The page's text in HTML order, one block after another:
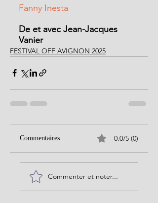
Fanny Inesta
De et avec Jean-Jacques
Vanier
FESTIVAL OFF AVIGNON 2025
Commentaires 0.0/5 (0)
Commenter et noter...